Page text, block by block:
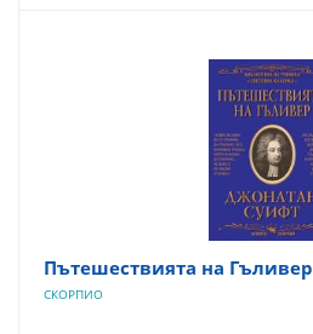
Пътешествията на Гъливер
СКОРПИО